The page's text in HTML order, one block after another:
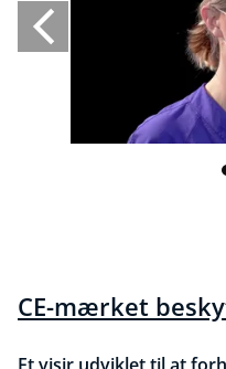
CE-mærket